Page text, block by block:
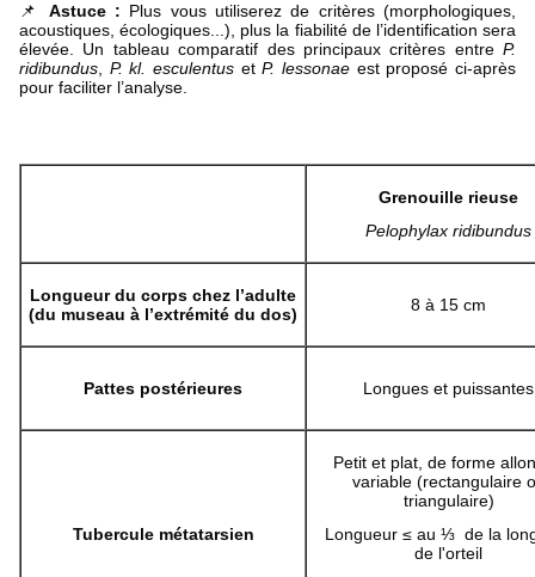
📌 Astuce : Plus vous utiliserez de critères (morphologiques,
acoustiques, écologiques...), plus la fiabilité de l’identification sera
élevée. Un tableau comparatif des principaux critères entre P.
ridibundus, P. kl. esculentus etP. lessonae est proposé ci-après
pour faciliter l’analyse.
Grenouille rieuse
Pelophylax ridibundus
Longueur du corps chez l’adulte
(du museau à l’extrémité du dos)
8 à 15 cm
Pattes postérieures Longues et puissantes
Tubercule métatarsien
Petit et plat, de forme
variable (rectangulaire
triangulaire)
Longueur ≤ au ⅓ de la
de l'orteil